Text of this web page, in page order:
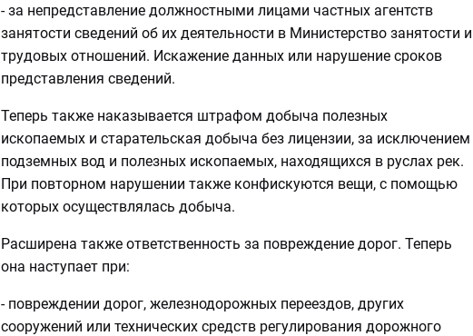
- за непредставление должностными лицами частных агентств
занятости сведений об их деятельности в Министерство занятости и
трудовых отношений. Искажение данных или нарушение сроков
представления сведений.
Теперь также наказывается штрафом добыча полезных
ископаемых и старательская добыча без лицензии, за исключением
подземных вод и полезных ископаемых, находящихся в руслах рек.
При повторном нарушении также конфискуются вещи, с помощью
которых осуществлялась добыча.
Расширена также ответственность за повреждение дорог. Теперь
она наступает при:
- повреждении дорог, железнодорожных переездов, других
сооружений или технических средств регулирования дорожного